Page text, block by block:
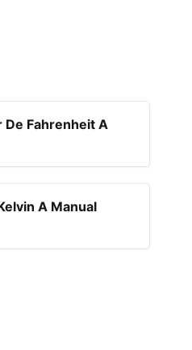
Fahrenheit A
A Manual